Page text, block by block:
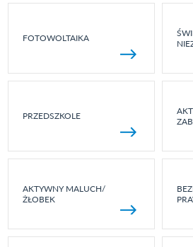
FOTOWOLTAIKA
PRZEDSZKOLE
AKTYWNY MALUCH/
ŻŁOBEK